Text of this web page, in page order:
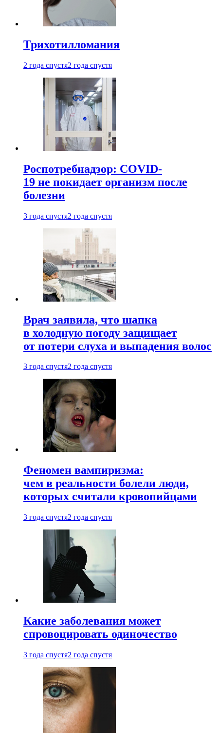
Трихотилломания
2 года спустя2 года спустя
Роспотребнадзор: COVID-
19 не покидает организм после
болезни
3 года спустя2 года спустя
Врач заявила, что шапка
в холодную погоду защищает
от потери слуха и выпадения волос
3 года спустя2 года спустя
Феномен вампиризма:
чем в реальности болели люди,
которых считали кровопийцами
3 года спустя2 года спустя
Какие заболевания может
спровоцировать одиночество
3 года спустя2 года спустя